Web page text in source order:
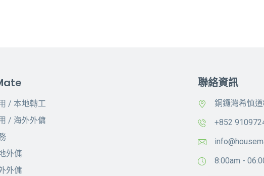
/ 本地轉工
/ 海外外傭
外傭
外傭
聯絡資訊
銅鑼灣希慎
+852
8:00am -